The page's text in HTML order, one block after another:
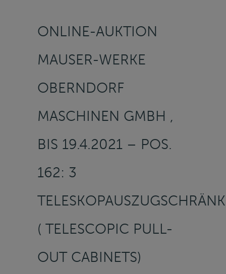
ONLINE-AUKTION
MAUSER-WERKE
OBERNDORF
MASCHINEN GMBH ,
BIS 19.4.2021 – POS.
162: 3
( TELESCOPIC PULL-
OUT CABINETS)